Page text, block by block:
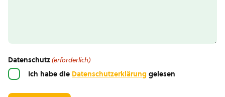
Datenschutz(erforderlich)
Ich habe die Datenschutzerklärung gelesen